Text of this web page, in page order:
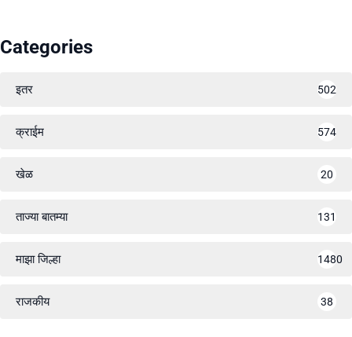
Categories
इतर 502
क्राईम 574
खेळ 20
ताज्या बातम्या 131
माझा जिल्हा 1480
राजकीय 38